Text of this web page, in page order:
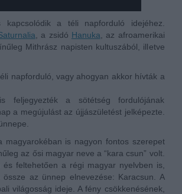
a téli napforduló idejéhez.
, a zsidó Hanuka , az afroamerikai
Mithrász napisten kultuszából, illetve
napforduló, vagy ahogyan akkor hívták a
a sötétség fordulójának
a megújulást az újjászületést jelképezte.
magyarokéban is nagyon fontos szerepet
az ősi magyar neve a “kara csun” volt.
feltehetően a régi magyar nyelvben is,
az ünnep elnevezése: Karacsun. A
világosság ideje. A fény csökkenésének,